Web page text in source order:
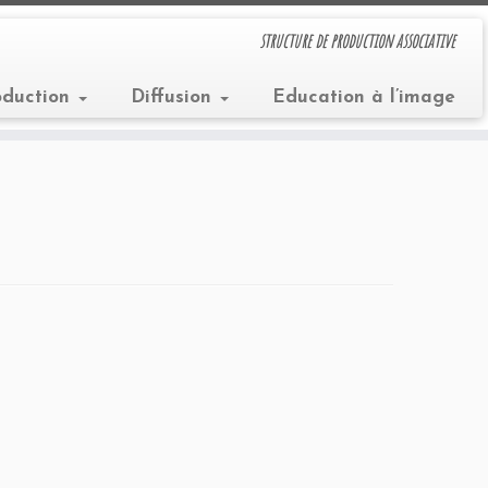
structure de production associative
Diffusion Education à l’image